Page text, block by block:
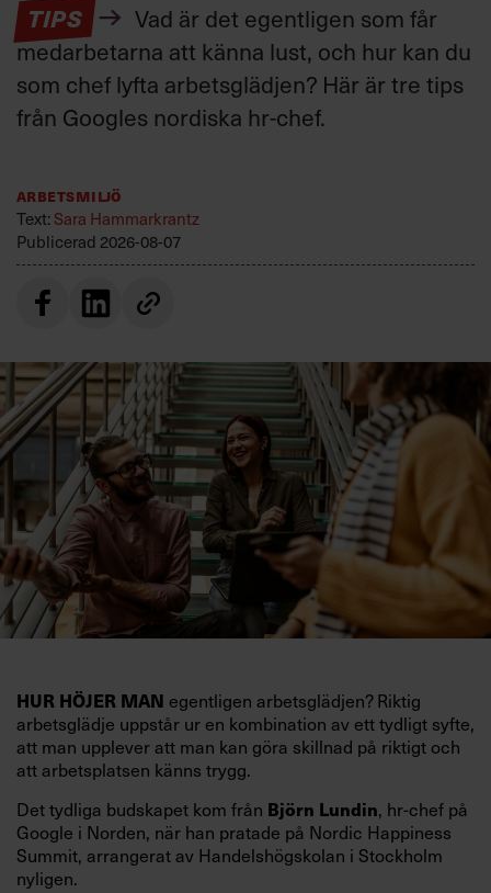
TIPS
Vad är det egentligen som får
medarbetarna att känna lust, och hur kan du
som chef lyfta arbetsglädjen? Här är tre tips
från Googles nordiska hr-chef.
Arbetsmiljö
Text:Sara Hammarkrantz
Publicerad 2026-08-07
HUR HÖJER MAN egentligen arbetsglädjen? Riktig
arbetsglädje uppstår ur en kombination av ett tydligt syfte,
att man upplever att man kan göra skillnad på riktigt och
att arbetsplatsen känns trygg.
Det tydliga budskapet kom från Björn Lundin, hr-chef på
Google i Norden, när han pratade på Nordic Happiness
Summit, arrangerat av Handelshögskolan i Stockholm
nyligen.